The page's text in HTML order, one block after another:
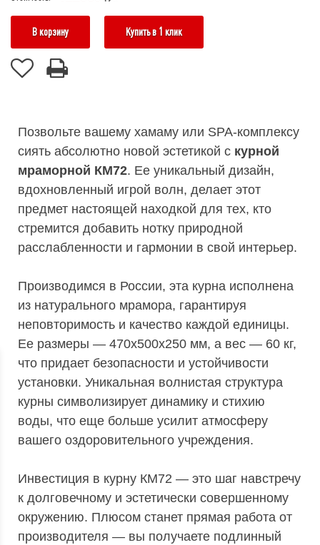
В корзину Купить в 1 клик
Позвольте вашему хамаму или SPA-комплексу
сиять абсолютно новой эстетикой с курной
мраморной КМ72. Ее уникальный дизайн,
вдохновленный игрой волн, делает этот
предмет настоящей находкой для тех, кто
стремится добавить нотку природной
расслабленности и гармонии в свой интерьер.
Производимся в России, эта курна исполнена
из натурального мрамора, гарантируя
неповторимость и качество каждой единицы.
Ее размеры — 470х500х250 мм, а вес — 60 кг,
что придает безопасности и устойчивости
установки. Уникальная волнистая структура
курны символизирует динамику и стихию
воды, что еще больше усилит атмосферу
вашего оздоровительного учреждения.
Инвестиция в курну КМ72 — это шаг навстречу
к долговечному и эстетически совершенному
окружению. Плюсом станет прямая работа от
производителя — вы получаете подлинный